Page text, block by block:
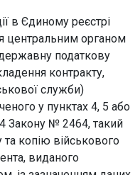
в Єдиному реєстрі
центральним органом
податкову
контракту,
служби)
у пунктах 4, 5 або
Закону № 2464, такий
копію військового
виданого